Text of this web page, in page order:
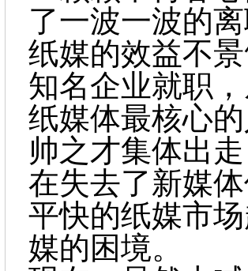
了一波一波的离
纸媒的效益不
知名企业就职
纸媒体最核心
帅之才集体出
在失去了新媒
平快的纸媒市
媒的困境。